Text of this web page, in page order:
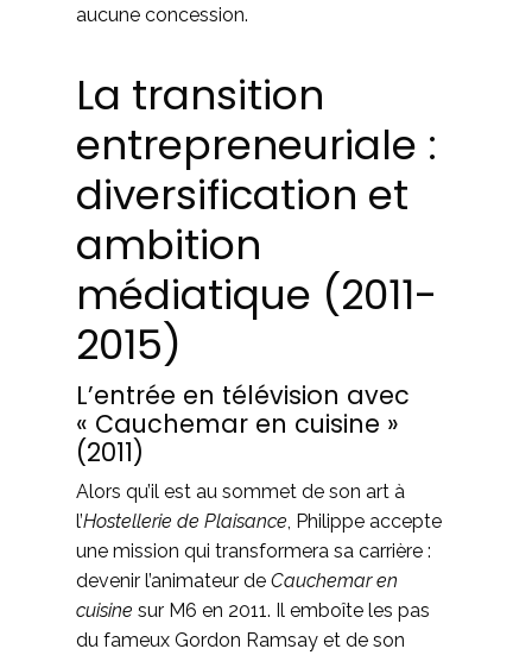
aucune concession.
La transition
entrepreneuriale :
diversification et
ambition
médiatique (2011-
2015)
L’entrée en télévision avec
« Cauchemar en cuisine »
(2011)
Alors qu’il est au sommet de son art à
l’Hostellerie de Plaisance, Philippe accepte
une mission qui transformera sa carrière :
devenir l’animateur de Cauchemar en
cuisine sur M6 en 2011. Il emboîte les pas
du fameux Gordon Ramsay et de son